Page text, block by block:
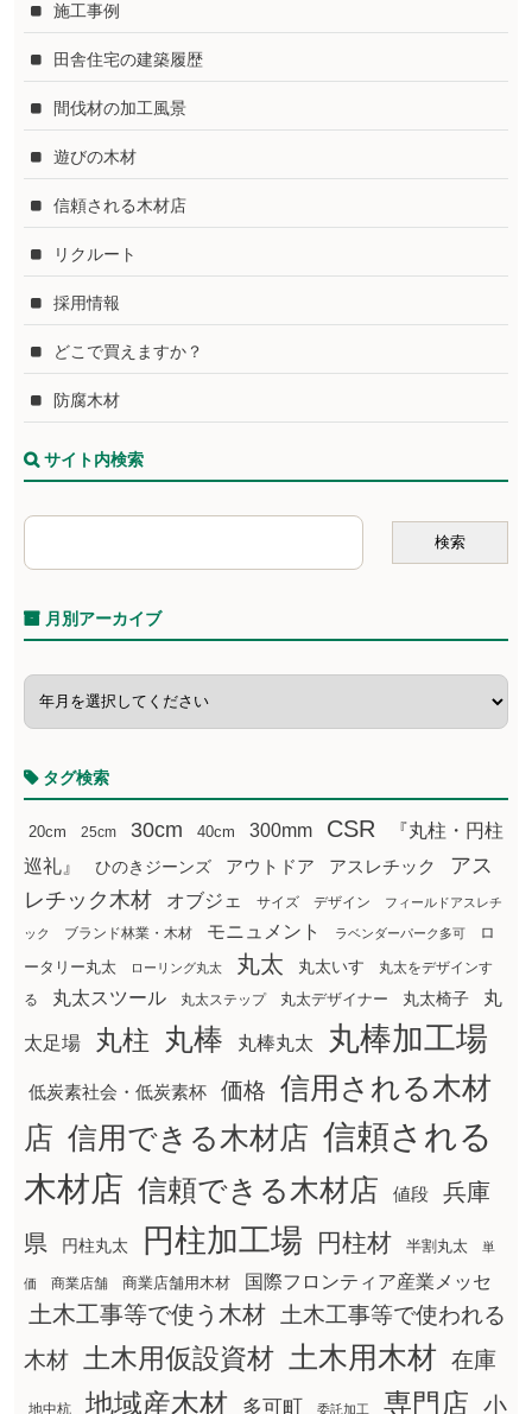
施工事例
田舎住宅の建築履歴
間伐材の加工風景
遊びの木材
信頼される木材店
リクルート
採用情報
どこで買えますか？
防腐木材
サイト内検索
月別アーカイブ
タグ検索
20cm 25cm 30cm 40cm 300mm CSR
『丸柱・円柱
巡礼』
ひのきジーンズ アウトドア アスレチック
アス
レチック木材
オブジェ サイズ デザイン フィールドアスレチ
ック ブランド林業・木材 モニュメント ラベンダーパーク多可
ロ
ータリー丸太
ローリング丸太 丸太 丸太いす
丸太をデザインす
る
丸太スツール 丸太ステップ 丸太デザイナー 丸太椅子 丸
太足場 丸柱 丸棒 丸棒丸太 丸棒加工場
低炭素社会・低炭素杯 価格
信用される木材
店 信用できる木材店 信頼される
木材店 信頼できる木材店 値段
兵庫
県
円柱丸太 円柱加工場 円柱材 半割丸太 単
価 商業店舗 商業店舗用木材 国際フロンティア産業メッセ
土木工事等で使う木材
土木工事等で使われる
木材
土木用仮設資材 土木用木材 在庫
地中杭 地域産木材 多可町 委託加工 専門店 小